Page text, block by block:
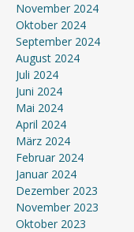
November 2024
Oktober 2024
September 2024
August 2024
Juli 2024
Juni 2024
Mai 2024
April 2024
März 2024
Februar 2024
Januar 2024
Dezember 2023
November 2023
Oktober 2023